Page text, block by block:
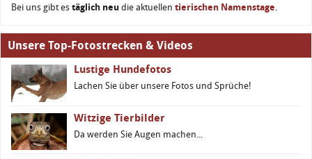
Bei uns gibt es täglich neu die aktuellen tierischen Namenstage.
Unsere Top-Fotostrecken & Videos
Lustige Hundefotos
Lachen Sie über unsere Fotos und Sprüche!
Witzige Tierbilder
Da werden Sie Augen machen...